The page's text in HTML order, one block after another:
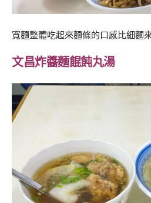
寬麵整體吃起來麵條的口感比細麵
文昌炸醬麵餛飩丸湯